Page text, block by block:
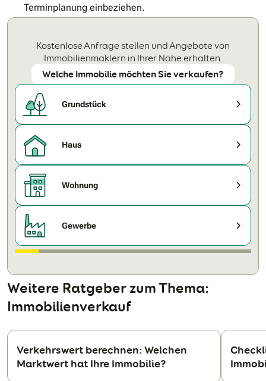
Terminplanung einbeziehen.
Kostenlose Anfrage stellen und Angebote von
Immobilienmaklern in Ihrer Nähe erhalten.
Welche Immobilie möchten Sie verkaufen?
Grundstück
Haus
Wohnung
Gewerbe
Weitere Ratgeber zum Thema:
Immobilienverkauf
Verkehrswert berechnen: Welchen
Marktwert hat Ihre Immobilie?